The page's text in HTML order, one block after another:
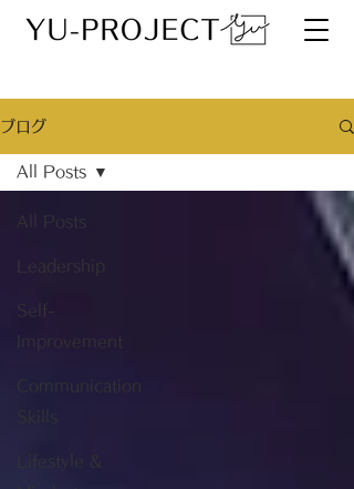
ブログ
All Posts
Leadership
Self-
Improvement
Communication
All Posts